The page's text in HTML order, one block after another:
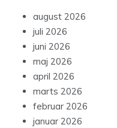
august 2026
juli 2026
juni 2026
maj 2026
april 2026
marts 2026
februar 2026
januar 2026